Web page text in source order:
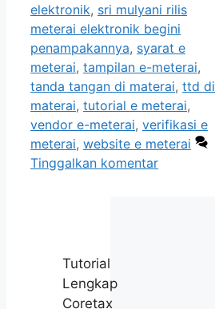
elektronik, sri mulyani rilis
meterai elektronik begini
penampakannya, syarat e
meterai, tampilan e-meterai,
tanda tangan di materai, ttd di
materai, tutorial e meterai,
vendor e-meterai, verifikasi e
meterai, website e meterai
Tinggalkan komentar
Tutorial
Lengkap
Coretax